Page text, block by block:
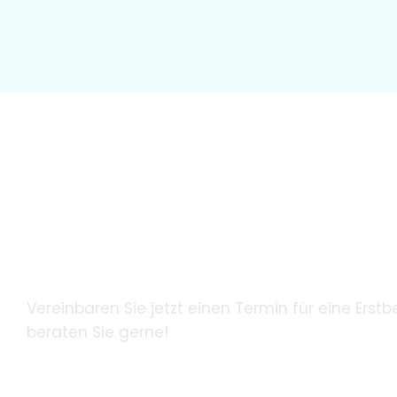
Vereinbaren Sie jetzt einen Termin für eine
beraten Sie gerne!